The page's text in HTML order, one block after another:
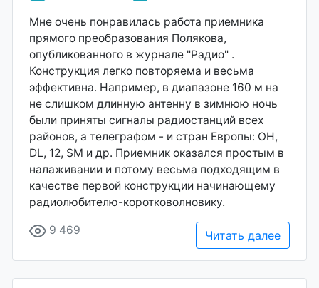
Мне очень понравилась работа приемника
прямого преобразования Полякова,
опубликованного в журнале "Радио" .
Конструкция легко повторяема и весьма
эффективна. Например, в диапазоне 160 м на
не слишком длинную антенну в зимнюю ночь
были приняты сигналы радиостанций всех
районов, а телеграфом - и стран Европы: ОН,
DL, 12, SM и др. Приемник оказался простым в
налаживании и потому весьма подходящим в
качестве первой конструкции начинающему
радиолюбителю-коротковолновику.
9 469 Читать далее